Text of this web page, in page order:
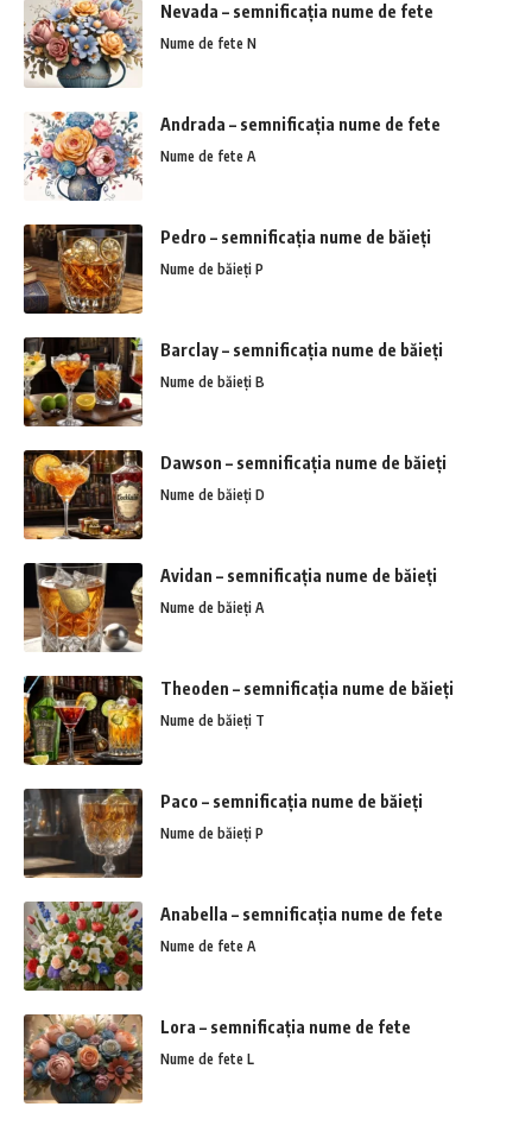
Nevada – semnificația nume de fete
Nume de fete N
Andrada – semnificația nume de fete
Nume de fete A
Pedro – semnificația nume de băieți
Nume de băieți P
Barclay – semnificația nume de băieți
Nume de băieți B
Dawson – semnificația nume de băieți
Nume de băieți D
Avidan – semnificația nume de băieți
Nume de băieți A
Theoden – semnificația nume de băieți
Nume de băieți T
Paco – semnificația nume de băieți
Nume de băieți P
Anabella – semnificația nume de fete
Nume de fete A
Lora – semnificația nume de fete
Nume de fete L